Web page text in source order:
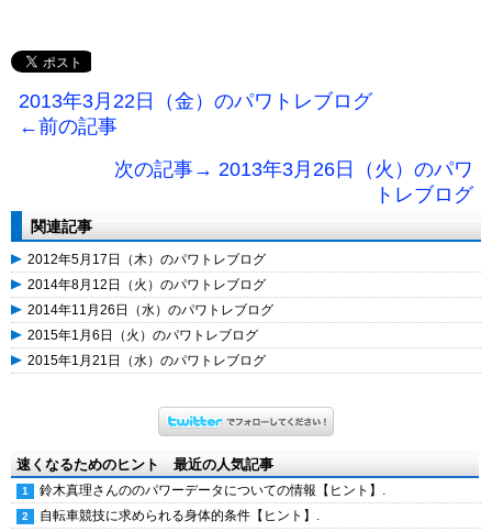
2013年3月22日（金）のパワトレブログ
←前の記事
次の記事→ 2013年3月26日（火）のパワ
トレブログ
関連記事
2012年5月17日（木）のパワトレブログ
2014年8月12日（火）のパワトレブログ
2014年11月26日（水）のパワトレブログ
2015年1月6日（火）のパワトレブログ
2015年1月21日（水）のパワトレブログ
速くなるためのヒント 最近の人気記事
鈴木真理さんののパワーデータについての情報【ヒント】.
自転車競技に求められる身体的条件【ヒント】.